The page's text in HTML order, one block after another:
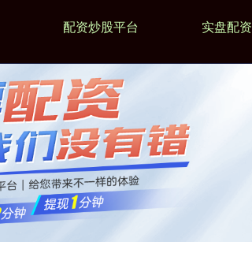
配资炒股平台 实盘配资